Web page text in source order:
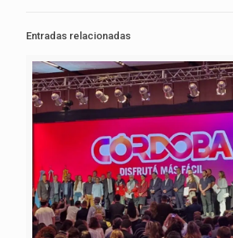
Entradas relacionadas